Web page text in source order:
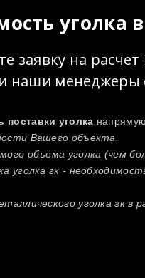
уголка
заявку на
наши менеджеры
поставки уголка
Вашего объекта.
объема уголка (чем
уголка гк -
уголка гк в